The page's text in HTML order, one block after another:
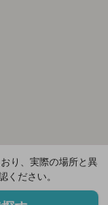
り、実際の場所と異
ください。